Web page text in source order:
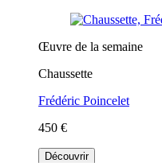
Œuvre de la semaine
Chaussette
Frédéric Poincelet
450 €
Découvrir